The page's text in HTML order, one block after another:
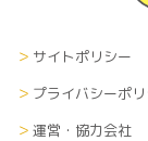
利用者が当
や接続料な
サイトポリシー
プライバシーポ
運営・協力会社